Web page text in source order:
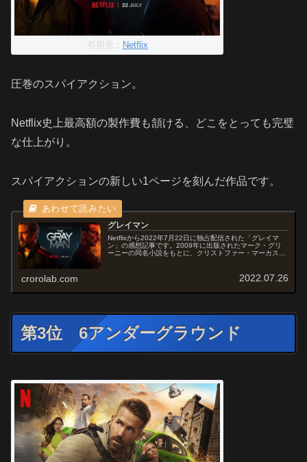
引用元： Netflix
圧巻のスパイアクション。
Netflix史上最高額の製作費も頷ける、どこをとっても完璧
な仕上がり。
スパイアクションの新しい1ページを刻んだ作品です。
グレイマン
Netflixから2022年7月22日に独占配信された「グレイマ
ン」の感想記事です。2009年に出版されたマーク・グリ
ーニーの同名小説をもとに、クリストファー・マーカス、
crorolab.com 2022.07.26
第3位 6アンダーグラウンド